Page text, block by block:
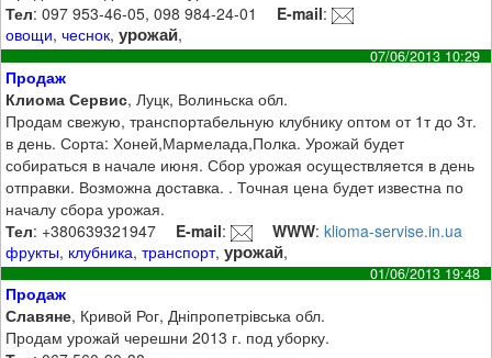
Тел: 097 953-46-05, 098 984-24-01 E-mail:
овощи,чеснок,урожай,
07/06/2013 10:29
Продаж
Клиома Сервис, Луцк, Волиньска обл.
Продам свежую, транспортабельную клубнику оптом от 1т до 3т.
в день. Сорта: Хоней,Мармелада,Полка. Урожай будет
собираться в начале июня. Сбор урожая осуществляется в день
отправки. Возможна доставка. . Точная цена будет известна по
началу сбора урожая.
Тел: +380639321947 E-mail: WWW:klioma-servise.in.ua
фрукты, клубника,транспорт,урожай,
01/06/2013 19:48
Продаж
Славяне, Кривой Рог, Дніпропетрівська обл.
Продам урожай черешни 2013 г. под уборку.